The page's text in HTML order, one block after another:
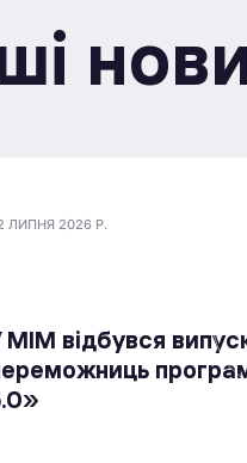
ЛИПНЯ 2026 Р.
МІМ відбувся